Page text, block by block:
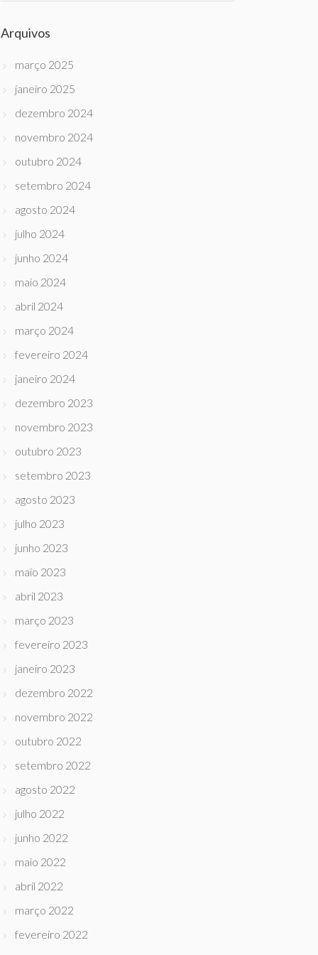
Arquivos
março 2025
janeiro 2025
dezembro 2024
novembro 2024
outubro 2024
setembro 2024
agosto 2024
julho 2024
junho 2024
maio 2024
abril 2024
março 2024
fevereiro 2024
janeiro 2024
dezembro 2023
novembro 2023
outubro 2023
setembro 2023
agosto 2023
julho 2023
junho 2023
maio 2023
abril 2023
março 2023
fevereiro 2023
janeiro 2023
dezembro 2022
novembro 2022
outubro 2022
setembro 2022
agosto 2022
julho 2022
junho 2022
maio 2022
abril 2022
março 2022
fevereiro 2022